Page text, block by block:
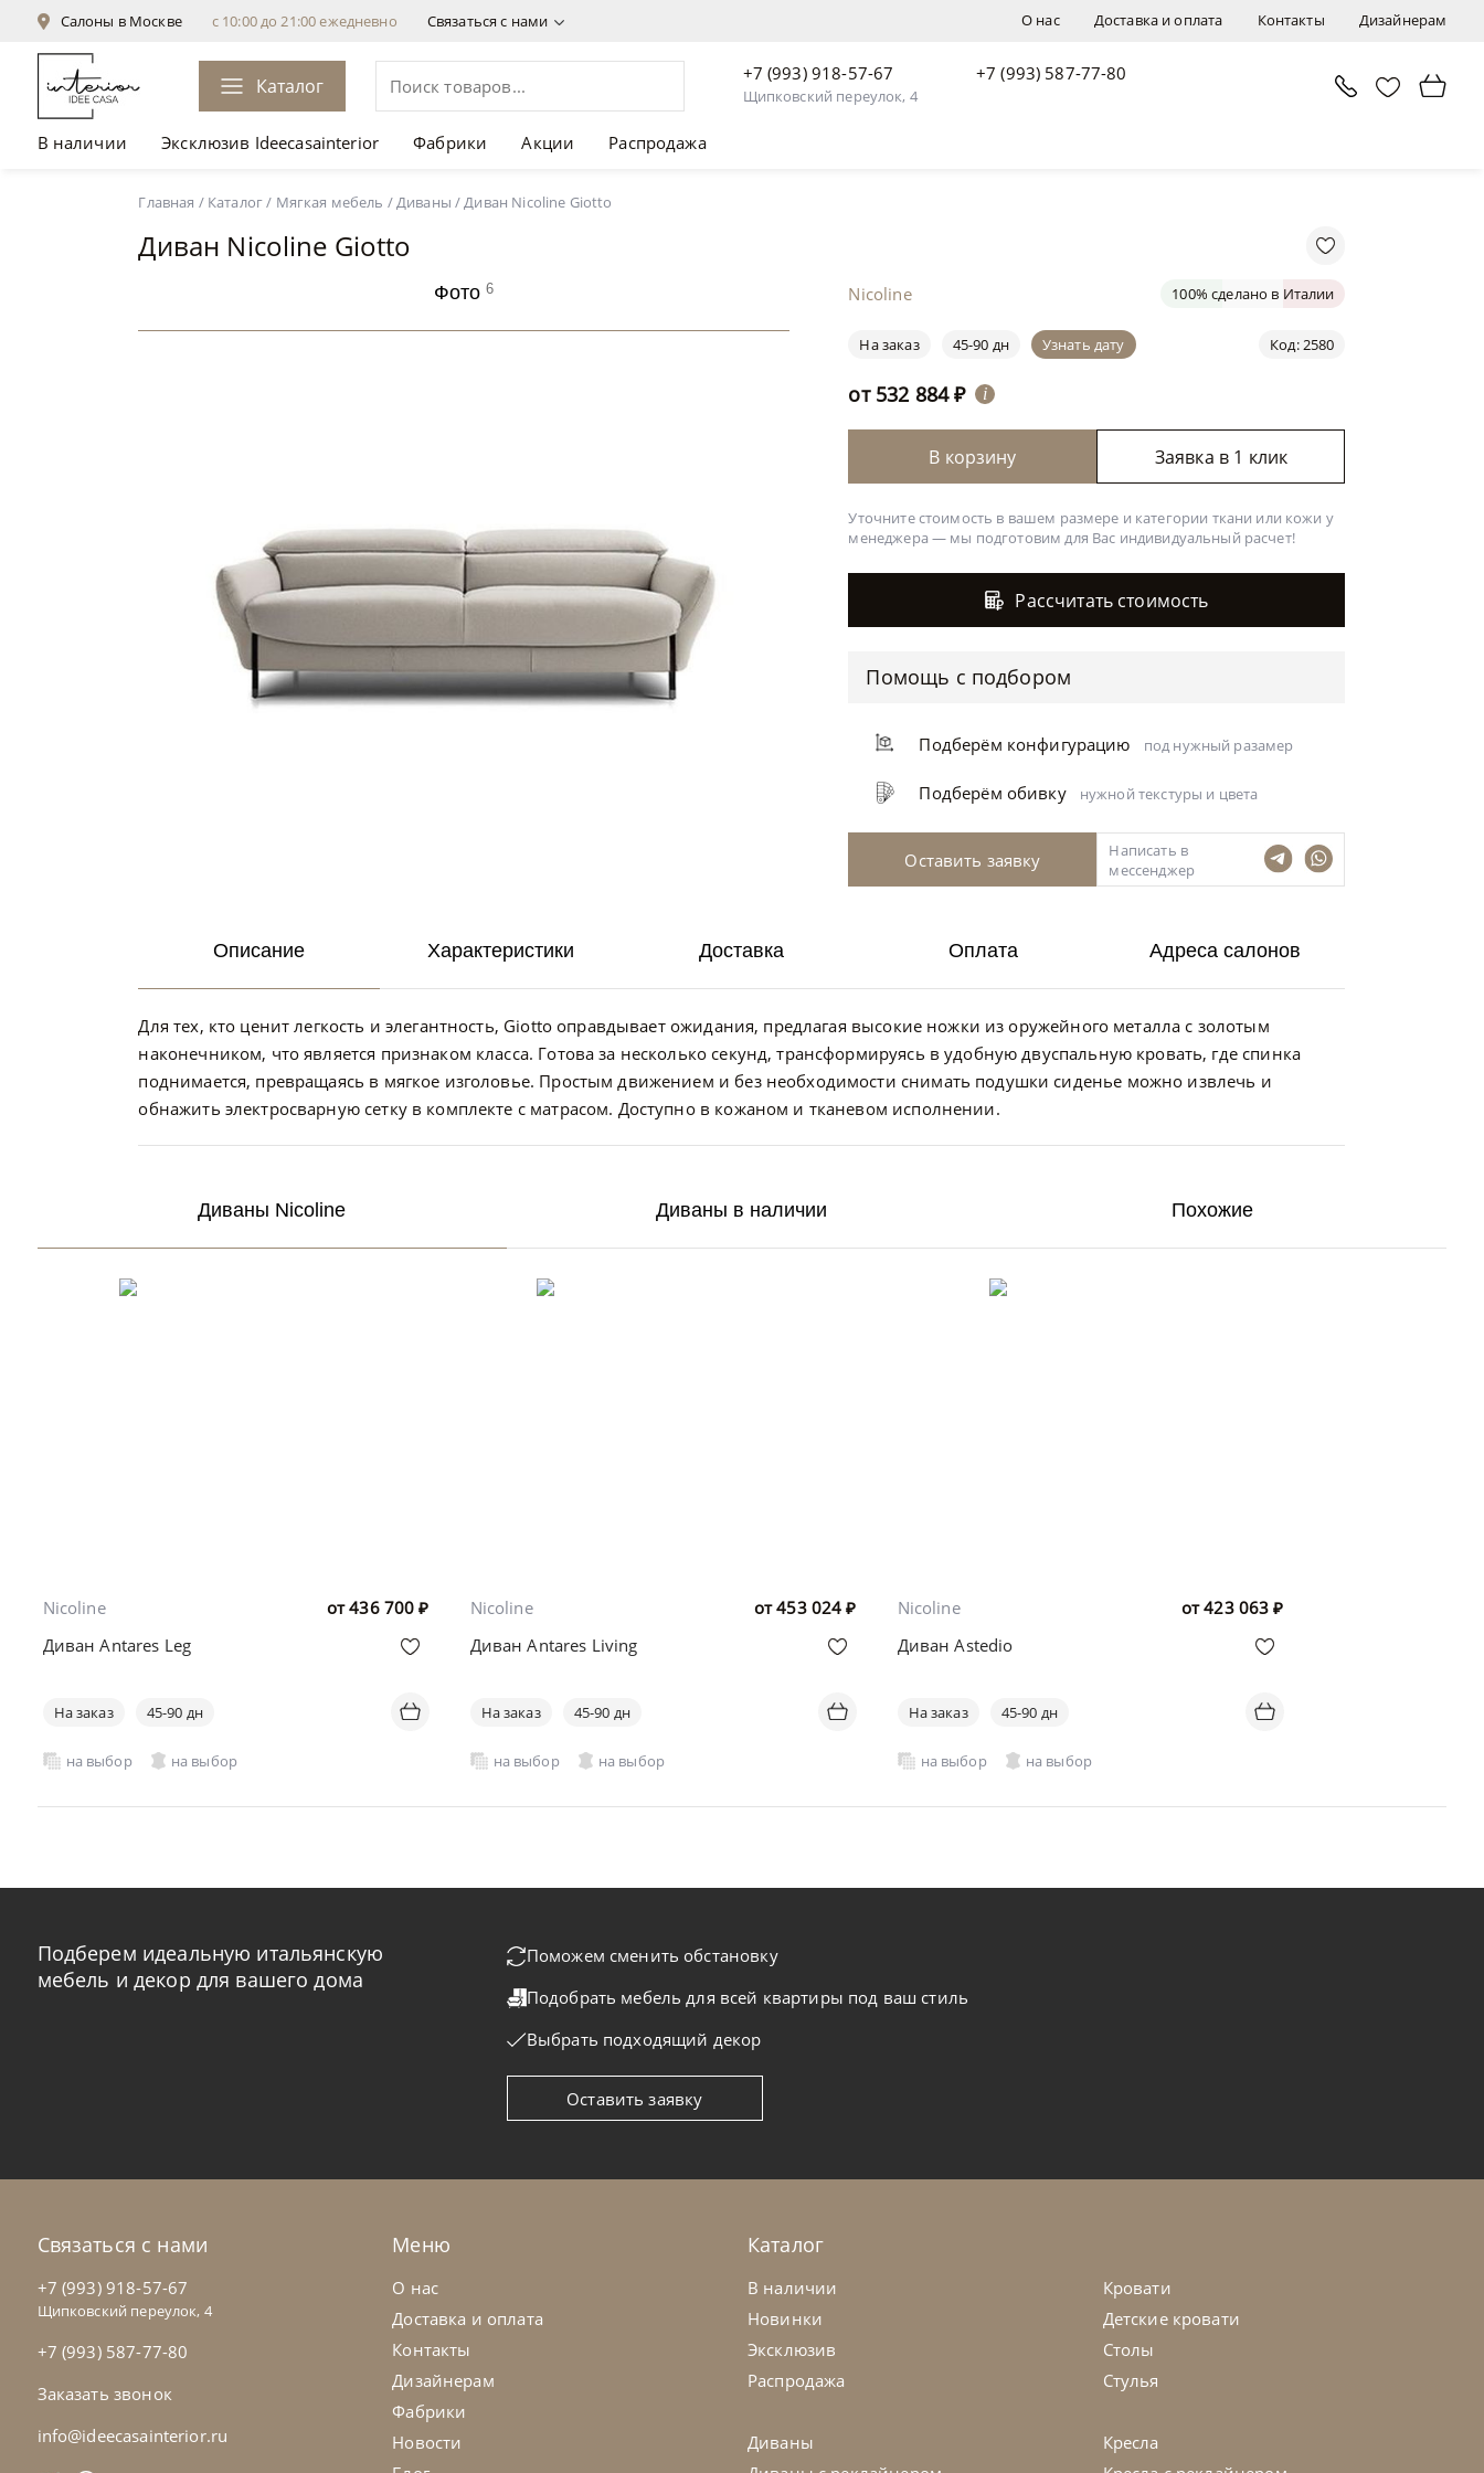
О нас Доставка и оплата Контакты Дизайнерам
Салоны в Москве с 10:00 до 21:00 ежедневно Связаться с нами
Каталог
+7 (993) 918-57-67
Щипковский переулок, 4
+7 (993) 587-77-80
В наличии Эксклюзив Ideecasainterior Фабрики Акции Распродажа
Главная / Каталог/ Мягкая мебель /Диваны /Диван Nicoline Giotto
Диван Nicoline Giotto
Фото6 Nicoline 100% сделано в Италии
Код: 2580
На заказ 45-90 дн Узнать дату
от 532 884 ₽ i
В корзину Заявка в 1 клик
Уточните стоимость в вашем размере и категории ткани или кожи у
менеджера — мы подготовим для Вас индивидуальный расчет!
Рассчитать стоимость
Помощь с подбором
Подберём конфигурацию под нужный разамер
Подберём обивку нужной текстуры и цвета
Оставить заявку
Написать в
мессенджер
Описание
Для тех, кто ценит легкость и элегантность, Giotto оправдывает ожидания, предлагая высокие ножки из оружейного металла с золотым
наконечником, что является признаком класса. Готова за несколько секунд, трансформируясь в удобную двуспальную кровать, где спинка
поднимается, превращаясь в мягкое изголовье. Простым движением и без необходимости снимать подушки сиденье можно извлечь и
обнажить электросварную сетку в комплекте с матрасом. Доступно в кожаном и тканевом исполнении.
Характеристики Доставка Оплата Адреса салонов
Диваны Nicoline
от436 700 ₽
Nicoline
Диван Antares Leg
На заказ 45-90 дн
на выбор на выбор
от453 024 ₽
Nicoline
Диван Antares Living
На заказ 45-90 дн
на выбор на выбор
от423 063 ₽
Nicoline
Диван Astedio
На заказ 45-90 дн
на выбор на выбор
Диваны в наличии Похожие
Подберем идеальную итальянскую
мебель и декор для вашего дома
Поможем сменить обстановку
Подобрать мебель для всей квартиры под ваш стиль
Выбрать подходящий декор
Оставить заявку
Связаться с нами
+7 (993) 918-57-67
Щипковский переулок, 4
+7 (993) 587-77-80
Заказать звонок
info@ideecasainterior.ru
Меню
О нас
Доставка и оплата
Контакты
Дизайнерам
Фабрики
Новости
Каталог
В наличии
Новинки
Эксклюзив
Распродажа
Диваны
Кровати
Детские кровати
Столы
Стулья
Кресла